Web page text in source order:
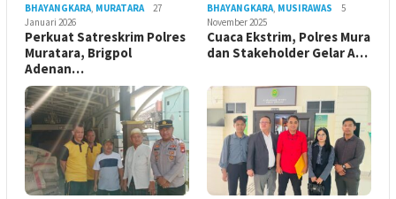
BHAYANGKARA MURATARA
27
Januari 2026
Perkuat Satreskrim Polres
Muratara, Brigpol
Adenan…
BHAYANGKARA MUSIRAWAS
5
November 2025
Cuaca Ekstrim, Polres Mura
dan Stakeholder Gelar A…